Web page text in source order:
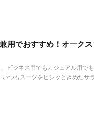
用でおすすめ！オーク
ビジネス用でもカジュアル用で
つもスーツをビシッときめたサ